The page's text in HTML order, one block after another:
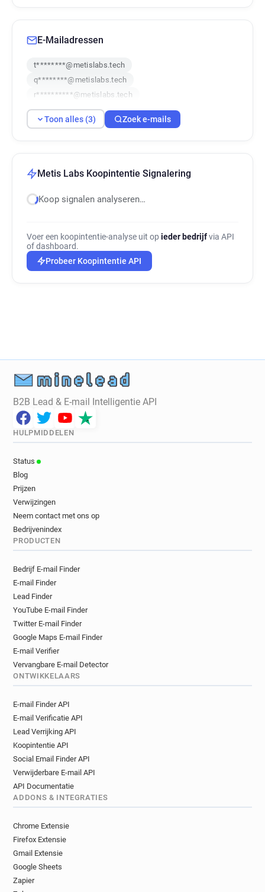
E-Mailadressen
t********@metislabs.tech
q********@metislabs.tech
r**********@metislabs.tech
Toon alles (3) Zoek e-mails
Metis Labs Koopintentie Signalering
Koop signalen analyseren…
Voer een koopintentie-analyse uit op ieder bedrijfvia API
of dashboard.
Probeer Koopintentie API
B2B Lead & E-mail Intelligentie API
HULPMIDDELEN
Status
Blog
Prijzen
Verwijzingen
Neem contact met ons op
Bedrijvenindex
PRODUCTEN
Bedrijf E-mail Finder
E-mail Finder
Lead Finder
YouTube E-mail Finder
Twitter E-mail Finder
Google Maps E-mail Finder
E-mail Verifier
Vervangbare E-mail Detector
ONTWIKKELAARS
E-mail Finder API
E-mail Verificatie API
Lead Verrijking API
Koopintentie API
Social Email Finder API
Verwijderbare E-mail API
API Documentatie
ADDONS & INTEGRATIES
Chrome Extensie
Firefox Extensie
Gmail Extensie
Google Sheets
Zapier